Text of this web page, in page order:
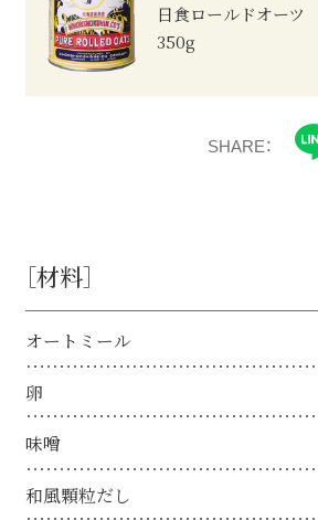
日食ロールドオーツ
350g
SHARE：
［材料］
オートミール
卵
味噌
和風顆粒だし